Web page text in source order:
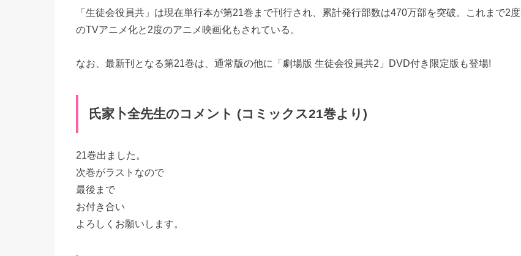
「生徒会役員共」は現在単行本が第21巻まで刊行され、累計発行部数は470万部を突破。これまで2度
のTVアニメ化と2度のアニメ映画化もされている。
なお、最新刊となる第21巻は、通常版の他に「劇場版 生徒会役員共2」DVD付き限定版も登場!
氏家卜全先生のコメント (コミックス21巻より)
21巻出ました。
次巻がラストなので
最後まで
お付き合い
よろしくお願いします。